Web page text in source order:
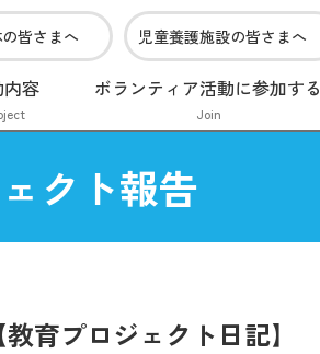
皆さまへ 児童養護施設の皆さまへ
容 ボランティア活動に参加する
Join
クト報告
育プロジェクト日記】